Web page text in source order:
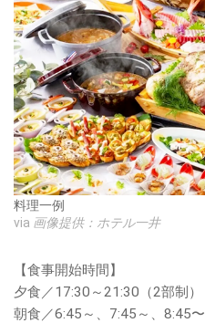
料理一例
via 画像提供：ホテル一井
【食事開始時間】
夕食／17:30～21:30（2部制）
朝食／6:45～、7:45～、8:45〜